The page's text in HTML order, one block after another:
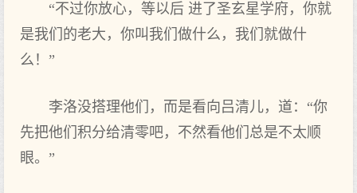
“不过你放心，等以后 进了圣玄星学府，你就
是我们的老大，你叫我们做什么，我们就做什
么！”
李洛没搭理他们，而是看向吕清儿，道：“你
先把他们积分给清零吧，不然看他们总是不太顺
眼。”